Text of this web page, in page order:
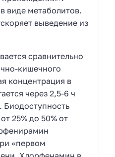
виде метаболитов.
выведение из
сравнительно
кишечного
концентрация в
через 2,5-6 ч
Биодоступность
25% до 50% от
«первом